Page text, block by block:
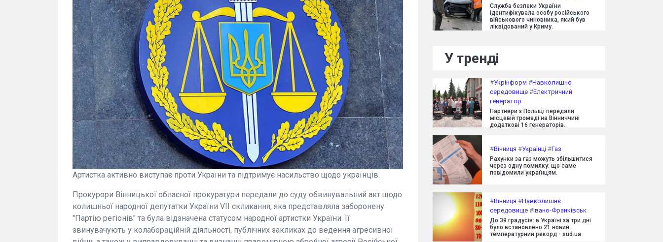
Артистка активно виступає проти України та підтримує насильство щодо українців.
Прокурори Вінницької обласної прокуратури передали до суду обвинувальний акт щодо
колишньої народної депутатки України VII скликання, яка представляла заборонену
"Партію регіонів" та була відзначена статусом народної артистки України. Її
звинувачують у колабораційній діяльності, публічних закликах до ведення агресивної
Служба безпеки України
ідентифікувала особу російського
військового чиновника, який був
ліквідований у Криму.
У тренді
#Укрінформ #Навколишнє
середовище #Електричний
генератор
Партнери з Польщі передали
місцевій громаді на Вінниччині
додаткові 16 генераторів.
#Вінниця #Українці #Газ
Рахунки за газ можуть збільшитися
через одну помилку: що саме
повідомили українцям.
#Вінниця #Навколишнє
середовище #Івано-Франківськ
До 39 градусів: в Україні за три дні
було встановлено 21 новий
температурний рекорд - sud.ua